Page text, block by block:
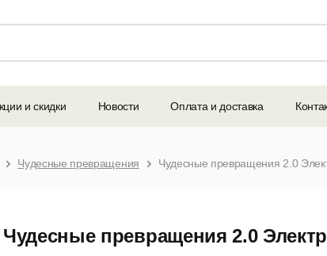
и скидки Новости Оплата и доставка
Чудесные превращения Чудесные превращения 2.0
Чудесные превращения 2.0